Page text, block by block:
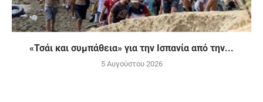
«Τσάι και συμπάθεια» για την Ισπανία από την...
5 Αυγούστου 2026